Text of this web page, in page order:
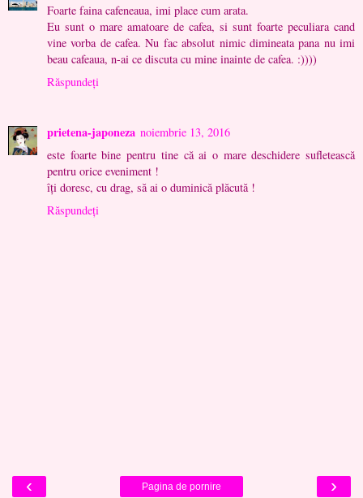
Foarte faina cafeneaua, imi place cum arata.
Eu sunt o mare amatoare de cafea, si sunt foarte peculiara cand
vine vorba de cafea. Nu fac absolut nimic dimineata pana nu imi
beau cafeaua, n-ai ce discuta cu mine inainte de cafea. :))))
Răspundeți
prietena-japoneza noiembrie 13, 2016
este foarte bine pentru tine că ai o mare deschidere sufletească
pentru orice eveniment !
îţi doresc, cu drag, să ai o duminică plăcută !
Răspundeți
‹ ›
Pagina de pornire